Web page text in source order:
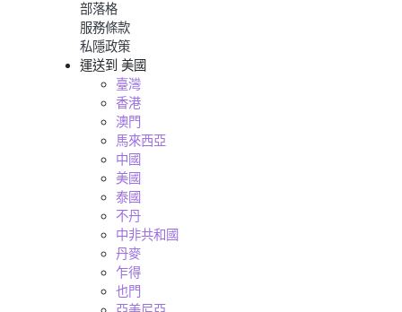
部落格
服務條款
私隱政策
運送到 美國
臺灣
香港
澳門
馬來西亞
中國
美國
泰國
不丹
中非共和國
丹麥
乍得
也門